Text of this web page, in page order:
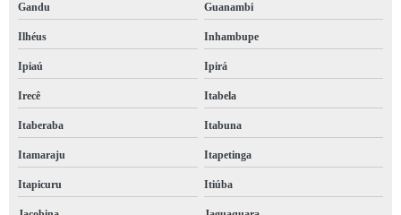
Gandu Guanambi
Ilhéus Inhambupe
Ipiaú Ipirá
Irecê Itabela
Itaberaba Itabuna
Itamaraju Itapetinga
Itapicuru Itiúba